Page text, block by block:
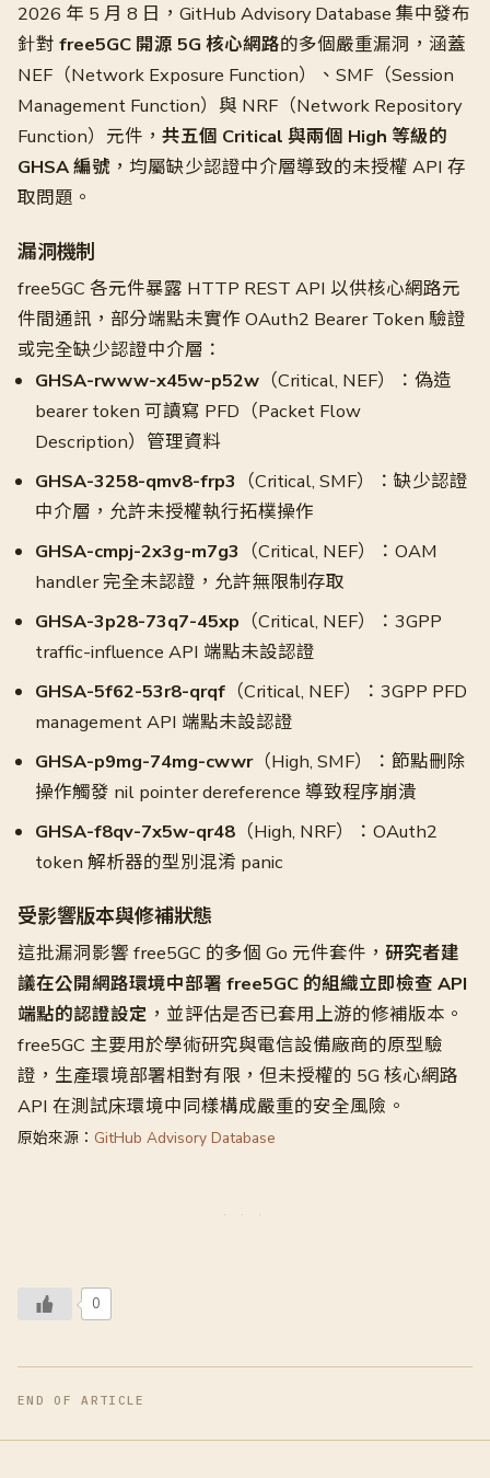
2026 年 5 月 8 日，GitHub Advisory Database 集中發布
針對 free5GC 開源 5G 核心網路的多個嚴重漏洞，涵蓋
NEF（Network Exposure Function）、SMF（Session
Management Function）與 NRF（Network Repository
Function）元件， 共五個 Critical 與兩個 High 等級的
GHSA 編號 ，均屬缺少認證中介層導致的未授權 API 存
取問題。
漏洞機制
free5GC 各元件暴露 HTTP REST API 以供核心網路元
件間通訊，部分端點未實作 OAuth2 Bearer Token 驗證
或完全缺少認證中介層：
GHSA-rwww-x45w-p52w （Critical, NEF）：偽造
bearer token 可讀寫 PFD（Packet Flow
Description）管理資料
GHSA-3258-qmv8-frp3 （Critical, SMF）：缺少認證
中介層，允許未授權執行拓樸操作
GHSA-cmpj-2x3g-m7g3 （Critical, NEF）：OAM
handler 完全未認證，允許無限制存取
GHSA-3p28-73q7-45xp （Critical, NEF）：3GPP
traffic-influence API 端點未設認證
GHSA-5f62-53r8-qrqf （Critical, NEF）：3GPP PFD
management API 端點未設認證
GHSA-p9mg-74mg-cwwr（High, SMF）：節點刪除
操作觸發 nil pointer dereference 導致程序崩潰
GHSA-f8qv-7x5w-qr48 （High, NRF）：OAuth2
token 解析器的型別混淆 panic
受影響版本與修補狀態
這批漏洞影響 free5GC 的多個 Go 元件套件， 研究者建
議在公開網路環境中部署 free5GC 的組織立即檢查 API
端點的認證設定 ，並評估是否已套用上游的修補版本。
free5GC 主要用於學術研究與電信設備廠商的原型驗
證，生產環境部署相對有限，但未授權的 5G 核心網路
API 在測試床環境中同樣構成嚴重的安全風險。
原始來源： GitHub Advisory Database
0
END OF ARTICLE